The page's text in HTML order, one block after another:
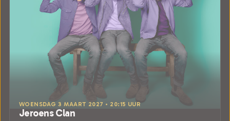
WOENSDAG 3 MAART 2027 • 20:15 UUR
Jeroens Clan